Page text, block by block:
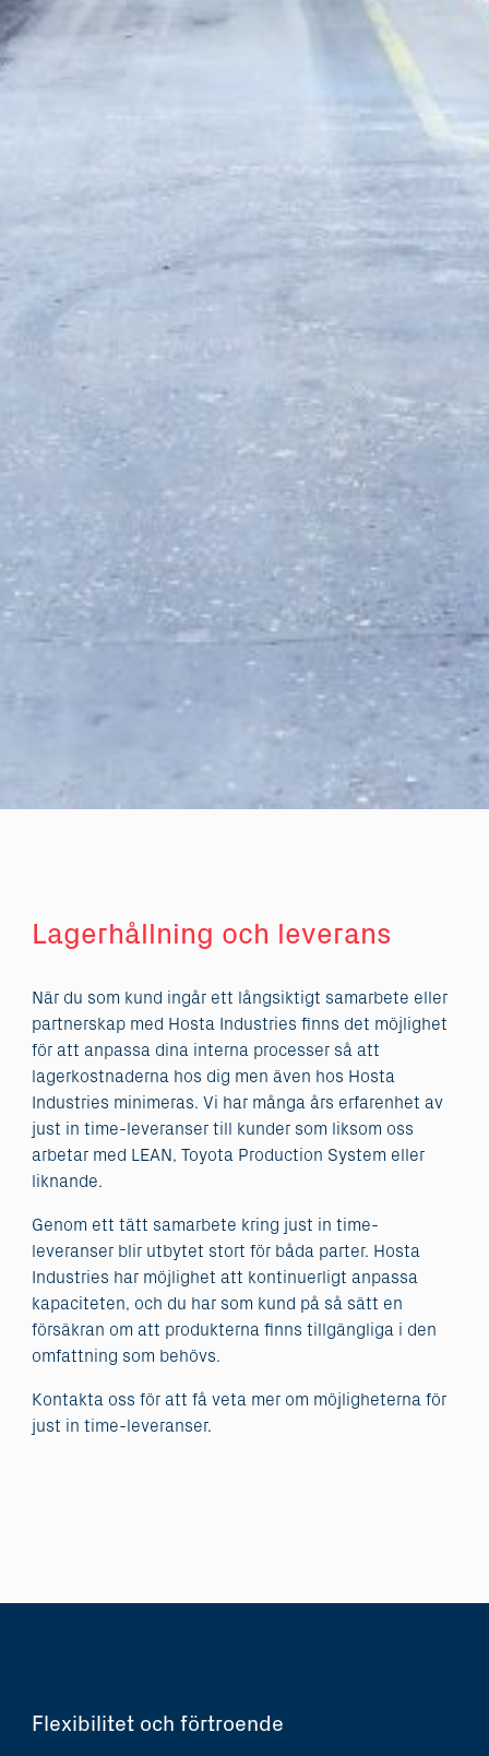
Lagerhållning och leverans
När du som kund ingår ett långsiktigt samarbete eller
partnerskap med Hosta Industries finns det möjlighet
för att anpassa dina interna processer så att
lagerkostnaderna hos dig men även hos Hosta
Industries minimeras. Vi har många års erfarenhet av
just in time-leveranser till kunder som liksom oss
arbetar med LEAN, Toyota Production System eller
liknande.
Genom ett tätt samarbete kring just in time-
leveranser blir utbytet stort för båda parter. Hosta
Industries har möjlighet att kontinuerligt anpassa
kapaciteten, och du har som kund på så sätt en
försäkran om att produkterna finns tillgängliga i den
omfattning som behövs.
Kontakta oss för att få veta mer om möjligheterna för
just in time-leveranser.
Flexibilitet och förtroende